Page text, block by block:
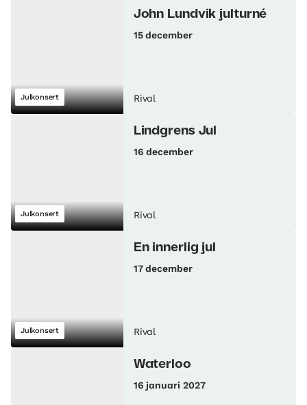
Julkonsert
John Lundvik julturné
15 december
Rival
Julkonsert
Lindgrens Jul
16 december
Rival
Julkonsert
En innerlig jul
17 december
Rival
Waterloo
16 januari 2027